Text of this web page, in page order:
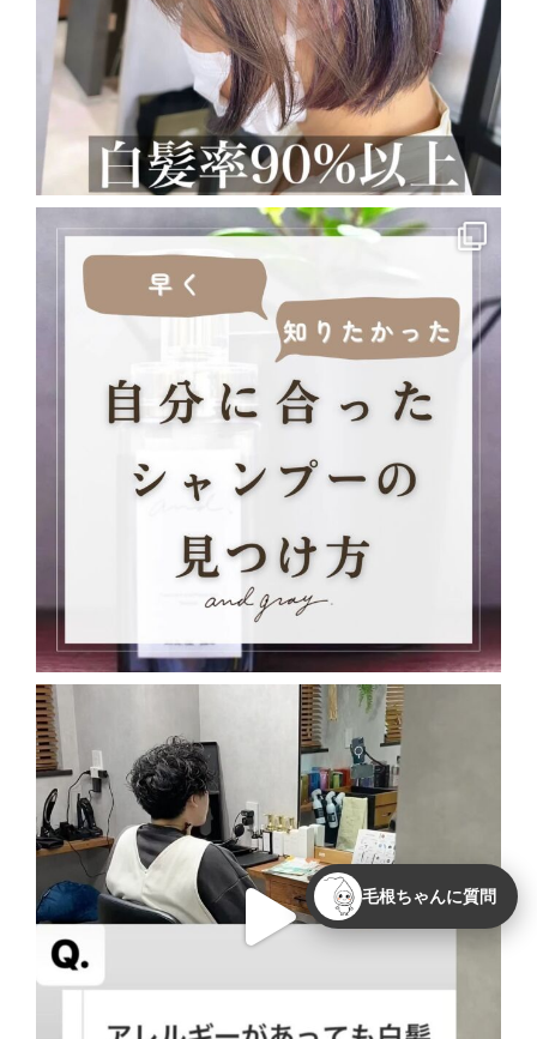
毛根ちゃんに質問